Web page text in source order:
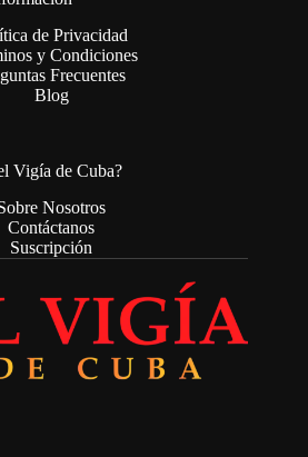
de Privacidad
y Condiciones
Frecuentes
Blog
Vigía de Cuba?
Nosotros
Contáctanos
Suscripción